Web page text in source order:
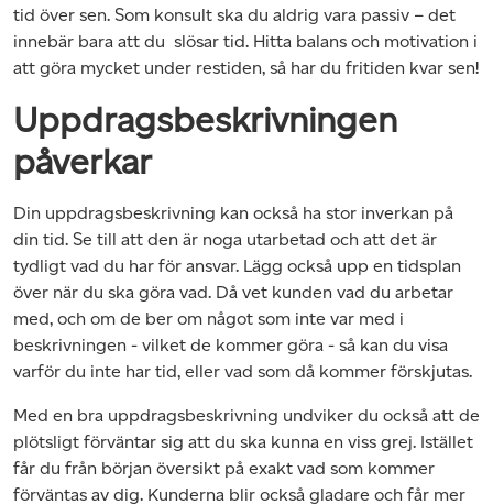
tid över sen. Som konsult ska du aldrig vara passiv – det
innebär bara att du slösar tid. Hitta balans och motivation i
att göra mycket under restiden, så har du fritiden kvar sen!
Uppdragsbeskrivningen
påverkar
Din uppdragsbeskrivning kan också ha stor inverkan på
din tid. Se till att den är noga utarbetad och att det är
tydligt vad du har för ansvar. Lägg också upp en tidsplan
över när du ska göra vad. Då vet kunden vad du arbetar
med, och om de ber om något som inte var med i
beskrivningen - vilket de kommer göra - så kan du visa
varför du inte har tid, eller vad som då kommer förskjutas.
Med en bra uppdragsbeskrivning undviker du också att de
plötsligt förväntar sig att du ska kunna en viss grej. Istället
får du från början översikt på exakt vad som kommer
förväntas av dig. Kunderna blir också gladare och får mer